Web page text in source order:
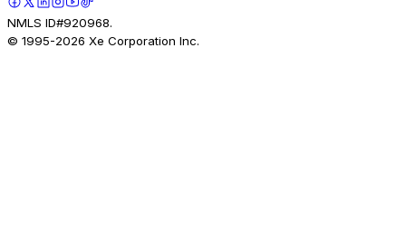
NMLS ID#920968.
© 1995-2026 Xe Corporation Inc.